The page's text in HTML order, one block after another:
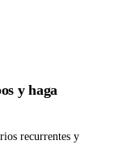
y haga
recurrentes y